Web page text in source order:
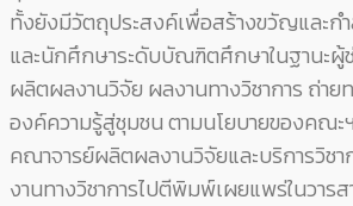
ทั้งยังมีวัตถุประสงค์เพื่อสร้างขวัญและก
และนักศึกษาระดับบัณฑิตศึกษาในฐานะผู้
ผลิตผลงานวิจัย ผลงานทางวิชาการ ถ่าย
องค์ความรู้สู่ชุมชน ตามนโยบายของคณะ
คณาจารย์ผลิตผลงานวิจัยและบริการวิชา
งานทางวิชาการไปตีพิมพ์เผยแพร่ในวาร